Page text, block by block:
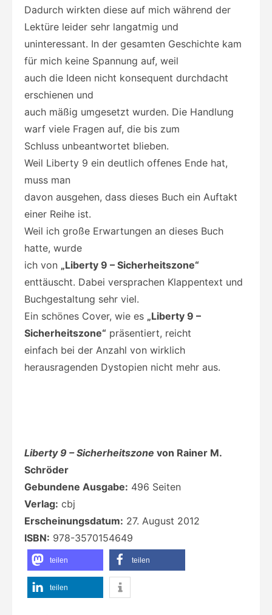
Dadurch wirkten diese auf mich während der
Lektüre leider sehr langatmig und
uninteressant. In der gesamten Geschichte kam
für mich keine Spannung auf, weil
auch die Ideen nicht konsequent durchdacht
erschienen und
auch mäßig umgesetzt wurden. Die Handlung
warf viele Fragen auf, die bis zum
Schluss unbeantwortet blieben.
Weil Liberty 9 ein deutlich offenes Ende hat,
muss man
davon ausgehen, dass dieses Buch ein Auftakt
einer Reihe ist.
Weil ich große Erwartungen an dieses Buch
hatte, wurde
ich von „Liberty 9 – Sicherheitszone“
enttäuscht. Dabei versprachen Klappentext und
Buchgestaltung sehr viel.
Ein schönes Cover, wie es „Liberty 9 –
Sicherheitszone“ präsentiert, reicht
einfach bei der Anzahl von wirklich
herausragenden Dystopien nicht mehr aus.
Liberty 9 – Sicherheitszone von Rainer M.
Schröder
Gebundene Ausgabe: 496 Seiten
Verlag: cbj
Erscheinungsdatum: 27. August 2012
ISBN: 978-3570154649
teilen teilen
teilen